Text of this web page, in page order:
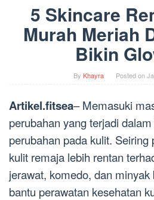
5 Skincare
Murah Meriah
Bikin
By Khayra Posted on
Artikel.fitsea– Memasuki
perubahan yang terjadi
perubahan pada kulit. Seiring
kulit remaja lebih rentan
jerawat, komedo, dan
bantu perawatan kesehatan